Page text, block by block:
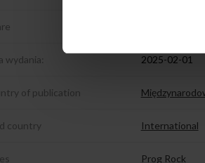
wydania: 2025-02-01
of publication
country International
Prog Rock